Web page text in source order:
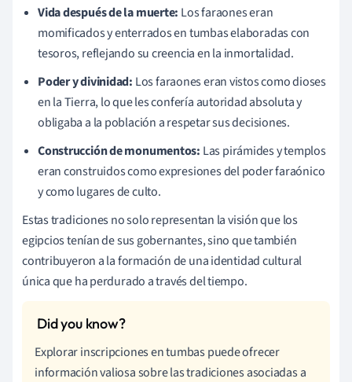
Vida después de la muerte: Los faraones eran
momificados y enterrados en tumbas elaboradas con
tesoros, reflejando su creencia en la inmortalidad.
Poder y divinidad: Los faraones eran vistos como dioses
en la Tierra, lo que les confería autoridad absoluta y
obligaba a la población a respetar sus decisiones.
Construcción de monumentos: Las pirámides y templos
eran construidos como expresiones del poder faraónico
y como lugares de culto.
Estas tradiciones no solo representan la visión que los
egipcios tenían de sus gobernantes, sino que también
contribuyeron a la formación de una identidad cultural
única que ha perdurado a través del tiempo.
Explorar inscripciones en tumbas puede ofrecer
información valiosa sobre las tradiciones asociadas a